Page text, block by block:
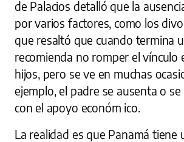
de Palacios detalló que la
por varios factores, como los
que resaltó que cuando termina
recomienda no romper el vínculo
hijos, pero se ve en muchas
ejemplo, el padre se ausenta o
con el apoyo económ ico.
La realidad es que Panamá tiene